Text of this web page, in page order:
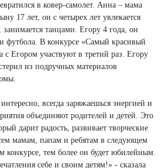
в ковер-самолет. Анна – мама
17 лет, он с четырех лет увлекается
танцами. Егору 4 года, он
футбола. В конкурсе «Самый красивый
с Егором участвуют в третий раз. Егору
из подручных материалов
всегда заряжаешься энергией и
объединяют родителей и детей. Это
дарит радость, развивает творческие
мамам, папам и ребятам в следующем
конкурсе, тем более он будет юбилейным.
себе и своим детям!» - сказала